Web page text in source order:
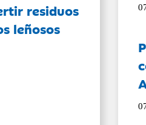
residuos
leñosos